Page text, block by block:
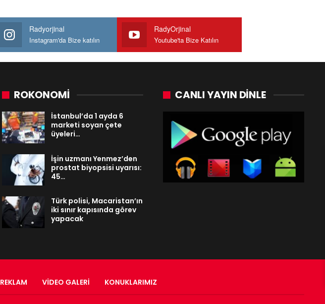
Radyorjinal
Instagram'da Bize katılın
RadyOrjinal
Youtube'ta Bize Katılın
ROKONOMİ
İstanbul’da 1 ayda 6
marketi soyan çete
üyeleri…
İşin uzmanı Yenmez’den
prostat biyopsisi uyarısı:
45…
Türk polisi, Macaristan’ın
iki sınır kapısında görev
yapacak
CANLI YAYIN DINLE
REKLAM VIDEO GALERI KONUKLARIMIZ